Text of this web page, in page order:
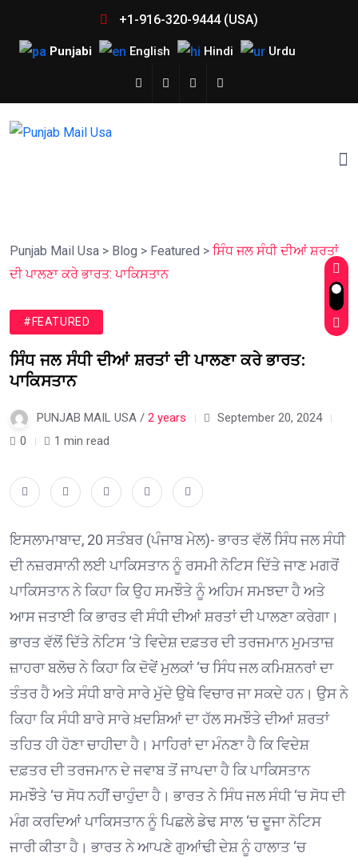
+1-916-320-9444 (USA)
Punjabi English Hindi Urdu
Punjab Mail Usa > Blog > Featured > ਸਿੰਧ ਜਲ ਸੰਧੀ ਦੀਆਂ ਸ਼ਰਤਾਂ
ਦੀ ਪਾਲਣਾ ਕਰੇ ਭਾਰਤ: ਪਾਕਿਸਤਾਨ
#FEATURED
ਸਿੰਧ ਜਲ ਸੰਧੀ ਦੀਆਂ ਸ਼ਰਤਾਂ ਦੀ ਪਾਲਣਾ ਕਰੇ ਭਾਰਤ:
ਪਾਕਿਸਤਾਨ
PUNJAB MAIL USA / 2 years
September 20, 2024
0
1 min read
ਇਸਲਾਮਾਬਾਦ, 20 ਸਤੰਬਰ (ਪੰਜਾਬ ਮੇਲ)- ਭਾਰਤ ਵੱਲੋਂ ਸਿੰਧ ਜਲ ਸੰਧੀ
ਦੀ ਨਜ਼ਰਸਾਨੀ ਲਈ ਪਾਕਿਸਤਾਨ ਨੂੰ ਰਸਮੀ ਨੋਟਿਸ ਦਿੱਤੇ ਜਾਣ ਮਗਰੋਂ
ਪਾਕਿਸਤਾਨ ਨੇ ਕਿਹਾ ਕਿ ਉਹ ਸਮਝੌਤੇ ਨੂੰ ਅਹਿਮ ਸਮਝਦਾ ਹੈ ਅਤੇ
ਆਸ ਜਤਾਈ ਕਿ ਭਾਰਤ ਵੀ ਸੰਧੀ ਦੀਆਂ ਸ਼ਰਤਾਂ ਦੀ ਪਾਲਣਾ ਕਰੇਗਾ।
ਭਾਰਤ ਵੱਲੋਂ ਦਿੱਤੇ ਨੋਟਿਸ ‘ਤੇ ਵਿਦੇਸ਼ ਦਫ਼ਤਰ ਦੀ ਤਰਜਮਾਨ ਮੁਮਤਾਜ਼
ਜ਼ਾਹਰਾ ਬਲੋਚ ਨੇ ਕਿਹਾ ਕਿ ਦੋਵੇਂ ਮੁਲਕਾਂ ‘ਚ ਸਿੰਧ ਜਲ ਕਮਿਸ਼ਨਰਾਂ ਦਾ
ਤੰਤਰ ਹੈ ਅਤੇ ਸੰਧੀ ਬਾਰੇ ਸਾਰੇ ਮੁੱਦੇ ਉਥੇ ਵਿਚਾਰ ਜਾ ਸਕਦੇ ਹਨ। ਉਸ ਨੇ
ਕਿਹਾ ਕਿ ਸੰਧੀ ਬਾਰੇ ਸਾਰੇ ਖ਼ਦਸ਼ਿਆਂ ਦਾ ਹੱਲ ਸਮਝੌਤੇ ਦੀਆਂ ਸ਼ਰਤਾਂ
ਤਹਿਤ ਹੀ ਹੋਣਾ ਚਾਹੀਦਾ ਹੈ। ਮਾਹਿਰਾਂ ਦਾ ਮੰਨਣਾ ਹੈ ਕਿ ਵਿਦੇਸ਼
ਦਫ਼ਤਰ ਦੀ ਤਰਜਮਾਨ ਦੇ ਜਵਾਬ ਤੋਂ ਜਾਪਦਾ ਹੈ ਕਿ ਪਾਕਿਸਤਾਨ
ਸਮਝੌਤੇ ‘ਚ ਸੋਧ ਨਹੀਂ ਚਾਹੁੰਦਾ ਹੈ। ਭਾਰਤ ਨੇ ਸਿੰਧ ਜਲ ਸੰਧੀ ‘ਚ ਸੋਧ ਦੀ
ਮੰਗ ਕਰਦਿਆਂ ਪਾਕਿਸਤਾਨ ਨੂੰ ਪਿਛਲੇ ਡੇਢ ਸਾਲ ‘ਚ ਦੂਜਾ ਨੋਟਿਸ
ਜਾਰੀ ਕੀਤਾ ਹੈ। ਭਾਰਤ ਨੇ ਆਪਣੇ ਗੁਆਂਢੀ ਦੇਸ਼ ਨੂੰ ਹਾਲਾਤ ‘ਚ